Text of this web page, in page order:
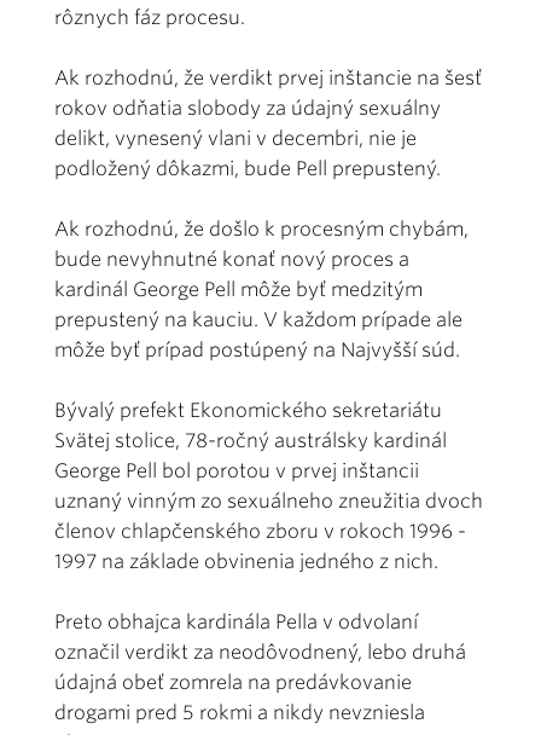
rôznych fáz procesu.
Ak rozhodnú, že verdikt prvej inštancie na šesť
rokov odňatia slobody za údajný sexuálny
delikt, vynesený vlani v decembri, nie je
podložený dôkazmi, bude Pell prepustený.
Ak rozhodnú, že došlo k procesným chybám,
bude nevyhnutné konať nový proces a
kardinál George Pell môže byť medzitým
prepustený na kauciu. V každom prípade ale
môže byť prípad postúpený na Najvyšší súd.
Bývalý prefekt Ekonomického sekretariátu
Svätej stolice, 78-ročný austrálsky kardinál
George Pell bol porotou v prvej inštancii
uznaný vinným zo sexuálneho zneužitia dvoch
členov chlapčenského zboru v rokoch 1996 -
1997 na základe obvinenia jedného z nich.
Preto obhajca kardinála Pella v odvolaní
označil verdikt za neodôvodnený, lebo druhá
údajná obeť zomrela na predávkovanie
drogami pred 5 rokmi a nikdy nevzniesla